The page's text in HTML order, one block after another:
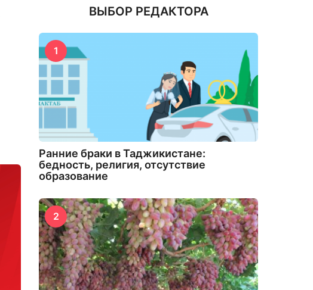
ВЫБОР РЕДАКТОРА
1
Ранние браки в Таджикистане:
бедность, религия, отсутствие
образование
2